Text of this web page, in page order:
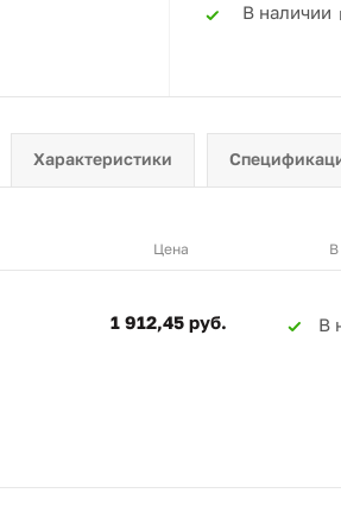
В наличии
Характеристики
Цена
1 912,45 руб. В